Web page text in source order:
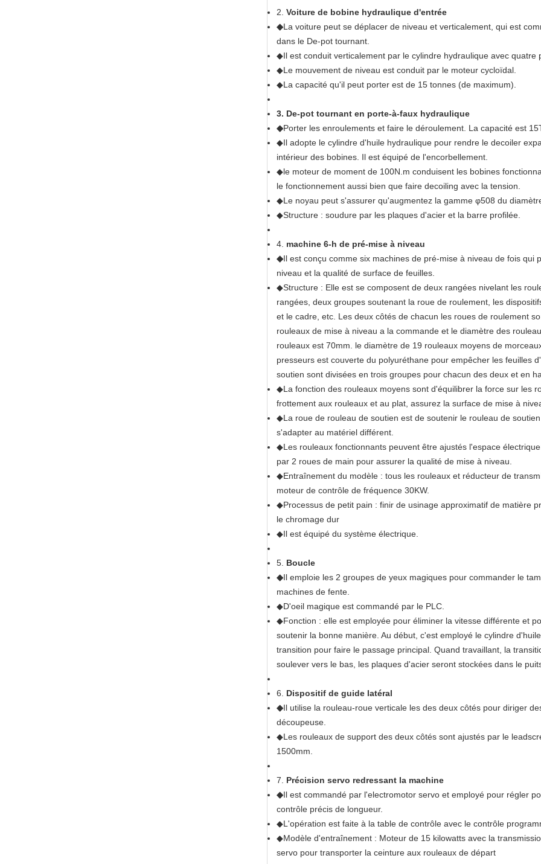
2. Voiture de bobine hydraulique d'entrée
◆La voiture peut se déplacer de niveau et verticalement, qui est
dans le De-pot tournant.
◆Il est conduit verticalement par le cylindre hydraulique avec quatre
◆Le mouvement de niveau est conduit par le moteur cycloïdal.
◆La capacité qu'il peut porter est de 15 tonnes (de maximum).
3. De-pot tournant en porte-à-faux hydraulique
◆Porter les enroulements et faire le déroulement. La capacité est
◆Il adopte le cylindre d'huile hydraulique pour rendre le decoiler
intérieur des bobines. Il est équipé de l'encorbellement.
◆le moteur de moment de 100N.m conduisent les bobines
le fonctionnement aussi bien que faire decoiling avec la tension.
◆Le noyau peut s'assurer qu'augmentez la gamme φ508 du
◆Structure : soudure par les plaques d'acier et la barre profilée.
4. machine 6-h de pré-mise à niveau
◆Il est conçu comme six machines de pré-mise à niveau de fois qui
niveau et la qualité de surface de feuilles.
◆Structure : Elle est se composent de deux rangées nivelant les
rangées, deux groupes soutenant la roue de roulement, les
et le cadre, etc. Les deux côtés de chacun les roues de roulement
rouleaux de mise à niveau a la commande et le diamètre des
rouleaux est 70mm. le diamètre de 19 rouleaux moyens de
presseurs est couverte du polyuréthane pour empêcher les feuilles
soutien sont divisées en trois groupes pour chacun des deux et en
◆La fonction des rouleaux moyens sont d'équilibrer la force sur les
frottement aux rouleaux et au plat, assurez la surface de mise à
◆La roue de rouleau de soutien est de soutenir le rouleau de
s'adapter au matériel différent.
◆Les rouleaux fonctionnants peuvent être ajustés l'espace
par 2 roues de main pour assurer la qualité de mise à niveau.
◆Entraînement du modèle : tous les rouleaux et réducteur de
moteur de contrôle de fréquence 30KW.
◆Processus de petit pain : finir de usinage approximatif de matière
le chromage dur
◆Il est équipé du système électrique.
5. Boucle
◆Il emploie les 2 groupes de yeux magiques pour commander le
machines de fente.
◆D'oeil magique est commandé par le PLC.
◆Fonction : elle est employée pour éliminer la vitesse différente et
soutenir la bonne manière. Au début, c'est employé le cylindre
transition pour faire le passage principal. Quand travaillant, la
soulever vers le bas, les plaques d'acier seront stockées dans le
6. Dispositif de guide latéral
◆Il utilise la rouleau-roue verticale les des deux côtés pour diriger
découpeuse.
◆Les rouleaux de support des deux côtés sont ajustés par le
1500mm.
7. Précision servo redressant la machine
◆Il est commandé par l'electromotor servo et employé pour régler
contrôle précis de longueur.
◆L'opération est faite à la table de contrôle avec le contrôle
◆Modèle d'entraînement : Moteur de 15 kilowatts avec la
servo pour transporter la ceinture aux rouleaux de départ